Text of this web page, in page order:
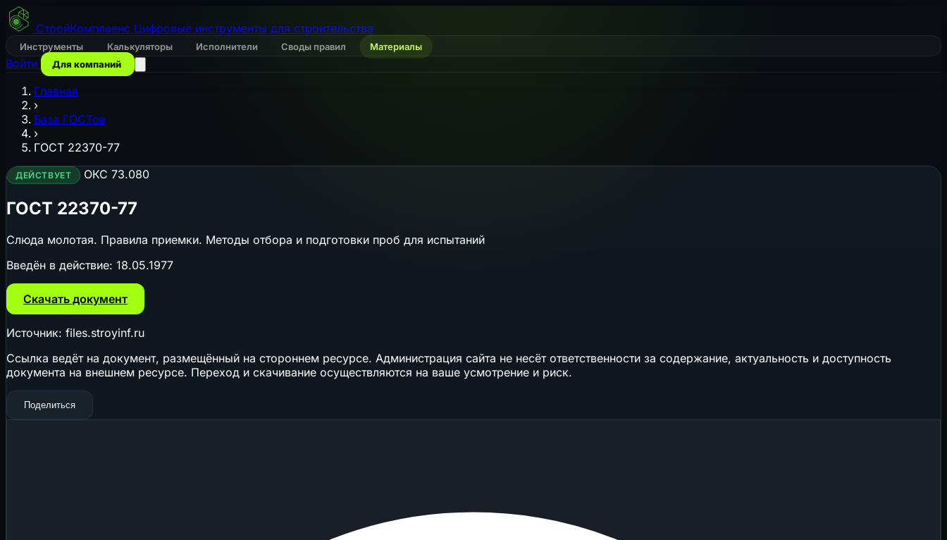
СтройКомплаенс Цифровые инструменты для строительства
Инструменты Калькуляторы Исполнители Своды правил Материалы
Войти Для компаний
Главная
›
База ГОСТов
›
ГОСТ 22370-77
ДЕЙСТВУЕТ ОКС 73.080
ГОСТ 22370-77
Слюда молотая. Правила приемки. Методы отбора и подготовки проб для испытаний
Введён в действие: 18.05.1977
Скачать документ
Источник: files.stroyinf.ru
Ссылка ведёт на документ, размещённый на стороннем ресурсе. Администрация сайта не несёт ответственности за содержание, актуальность и доступность
документа на внешнем ресурсе. Переход и скачивание осуществляются на ваше усмотрение и риск.
Поделиться